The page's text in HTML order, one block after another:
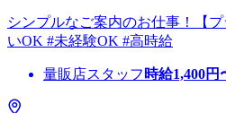
シンプルなご案内のお仕事！【
いOK #未経験OK #高時給
量販店スタッフ 時給1,400円